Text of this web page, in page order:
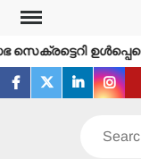
Skip
content
facebook
twitterlinkedin
Search